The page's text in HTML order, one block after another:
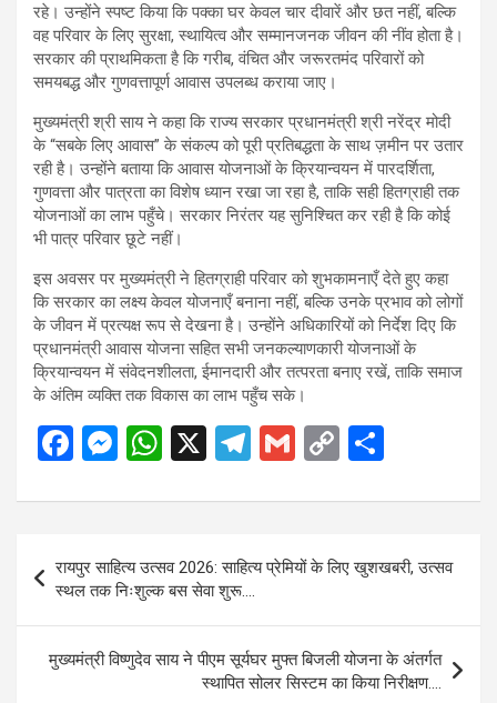
रहे। उन्होंने स्पष्ट किया कि पक्का घर केवल चार दीवारें और छत नहीं, बल्कि
वह परिवार के लिए सुरक्षा, स्थायित्व और सम्मानजनक जीवन की नींव होता है।
सरकार की प्राथमिकता है कि गरीब, वंचित और जरूरतमंद परिवारों को
समयबद्ध और गुणवत्तापूर्ण आवास उपलब्ध कराया जाए।
मुख्यमंत्री श्री साय ने कहा कि राज्य सरकार प्रधानमंत्री श्री नरेंद्र मोदी
के “सबके लिए आवास” के संकल्प को पूरी प्रतिबद्धता के साथ ज़मीन पर उतार
रही है। उन्होंने बताया कि आवास योजनाओं के क्रियान्वयन में पारदर्शिता,
गुणवत्ता और पात्रता का विशेष ध्यान रखा जा रहा है, ताकि सही हितग्राही तक
योजनाओं का लाभ पहुँचे। सरकार निरंतर यह सुनिश्चित कर रही है कि कोई
भी पात्र परिवार छूटे नहीं।
इस अवसर पर मुख्यमंत्री ने हितग्राही परिवार को शुभकामनाएँ देते हुए कहा
कि सरकार का लक्ष्य केवल योजनाएँ बनाना नहीं, बल्कि उनके प्रभाव को लोगों
के जीवन में प्रत्यक्ष रूप से देखना है। उन्होंने अधिकारियों को निर्देश दिए कि
प्रधानमंत्री आवास योजना सहित सभी जनकल्याणकारी योजनाओं के
क्रियान्वयन में संवेदनशीलता, ईमानदारी और तत्परता बनाए रखें, ताकि समाज
के अंतिम व्यक्ति तक विकास का लाभ पहुँच सके।
F
ce
o
o
k
M
se
n
g
er
W
at
A
p
p
X
T
e
gr
a
m
G
ail
C
py
n
k
ar
navigation
रायपुर साहित्य उत्सव 2026: साहित्य प्रेमियों के लिए खुशखबरी, उत्सव
स्थल तक निःशुल्क बस सेवा शुरू….
मुख्यमंत्री विष्णुदेव साय ने पीएम सूर्यघर मुफ्त बिजली योजना के अंतर्गत
स्थापित सोलर सिस्टम का किया निरीक्षण….